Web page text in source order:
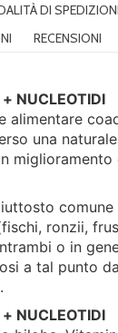
DI
RECENSIONI
NUCLEOTIDI
alimentare
una
ronzii,
o in
a tal punto
NUCLEOTIDI